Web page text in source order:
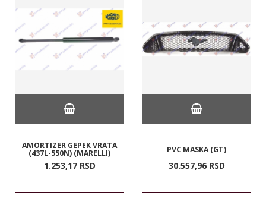
AMORTIZER GEPEK VRATA
(437L-550N) (MARELLI)
1.253,17 RSD
PVC MASKA (GT)
30.557,96 RSD